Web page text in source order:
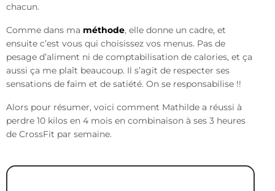
chacun.
Comme dans ma méthode, elle donne un cadre, et
ensuite c’est vous qui choisissez vos menus. Pas de
pesage d’aliment ni de comptabilisation de calories, et ça
aussi ça me plaît beaucoup. Il s’agit de respecter ses
sensations de faim et de satiété. On se responsabilise !!
Alors pour résumer, voici comment Mathilde a réussi à
perdre 10 kilos en 4 mois en combinaison à ses 3 heures
de CrossFit par semaine.